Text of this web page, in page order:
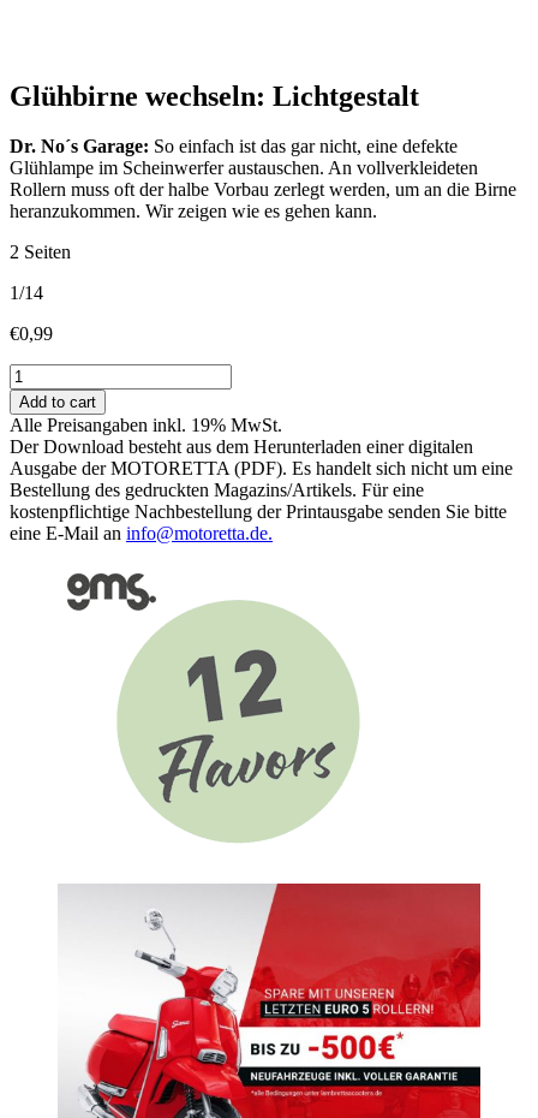
Glühbirne wechseln: Lichtgestalt
Dr. No´s Garage: So einfach ist das gar nicht, eine defekte
Glühlampe im Scheinwerfer austauschen. An vollverkleideten
Rollern muss oft der halbe Vorbau zerlegt werden, um an die Birne
heranzukommen. Wir zeigen wie es gehen kann.
2 Seiten
1/14
€0,99
Glühbirne
wechseln:
Lichtgestalt
quantity
Add to cart
Alle Preisangaben inkl. 19% MwSt.
Der Download besteht aus dem Herunterladen einer digitalen
Ausgabe der MOTORETTA (PDF). Es handelt sich nicht um eine
Bestellung des gedruckten Magazins/Artikels. Für eine
kostenpflichtige Nachbestellung der Printausgabe senden Sie bitte
eine E-Mail an info@motoretta.de.